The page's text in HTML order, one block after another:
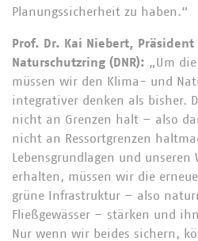
Planungssicherheit zu haben.“
Prof. Dr. Kai Niebert, Präsident
Naturschutzring (DNR): „Um
müssen wir den Klima- und
integrativer denken als bisher.
nicht an Grenzen halt – also
nicht an Ressortgrenzen
Lebensgrundlagen und
erhalten, müssen wir die
grüne Infrastruktur – also
Fließgewässer – stärken und
Nur wenn wir beides sichern,